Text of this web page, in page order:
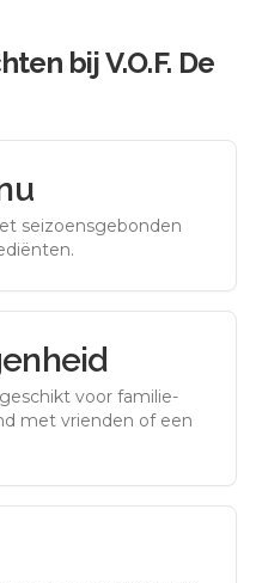
bijV.O.F. De
seizoensgebonden
voor familie-
met vrienden of een